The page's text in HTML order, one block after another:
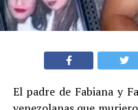
El padre de Fabiana y